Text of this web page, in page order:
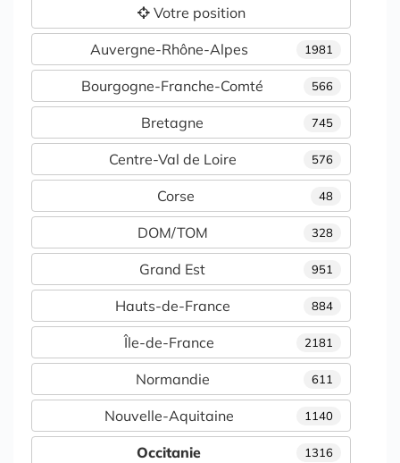
Votre position
1981
Auvergne-Rhône-Alpes
566
Bourgogne-Franche-Comté
745
Bretagne
576
Centre-Val de Loire
48
Corse
328
DOM/TOM
951
Grand Est
884
Hauts-de-France
2181
Île-de-France
611
Normandie
1140
Nouvelle-Aquitaine
1316
Occitanie